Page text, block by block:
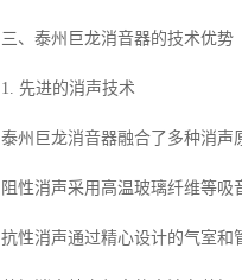
三、泰州巨龙消音器的技术优势
1. 先进的消声技术
泰州巨龙消音器融合了多种消声
阻性消声采用高温玻璃纤维等吸
抗性消声通过精心设计的气室和